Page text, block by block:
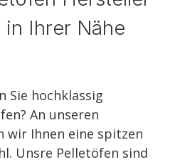
Ihrer Nähe
Sie hochklassig
An unseren
wir Ihnen eine spitzen
Unsre Pelletöfen sind